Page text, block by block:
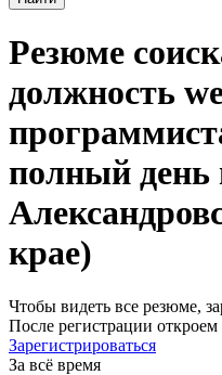
Резюме
должность
полный день
крае)
Чтобы видеть все резюме,
После регистрации откроем
Зарегистрироваться
За всё время